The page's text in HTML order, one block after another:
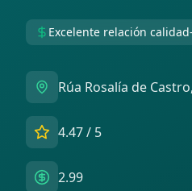
Excelente relación
Rúa Rosalía de
4.47/ 5
2.99